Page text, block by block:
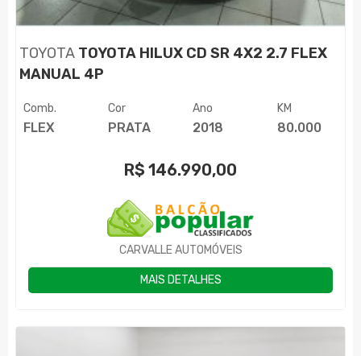
TOYOTA TOYOTA HILUX CD SR 4X2 2.7 FLEX
MANUAL 4P
Comb.
FLEX
Cor
PRATA
Ano
2018
KM
80.000
R$ 146.990,00
CARVALLE AUTOMÓVEIS
MAIS DETALHES